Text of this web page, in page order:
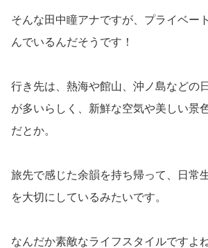
そんな田中瞳アナですが、プライベー
んでいるんだそうです！
行き先は、熱海や館山、沖ノ島などの
が多いらしく、新鮮な空気や美しい景
だとか。
旅先で感じた余韻を持ち帰って、日常
を大切にしているみたいです。
なんだか素敵なライフスタイルですよね